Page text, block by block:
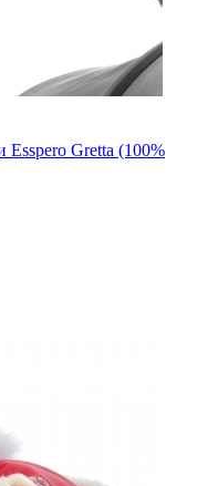
Esspero Gretta (100%